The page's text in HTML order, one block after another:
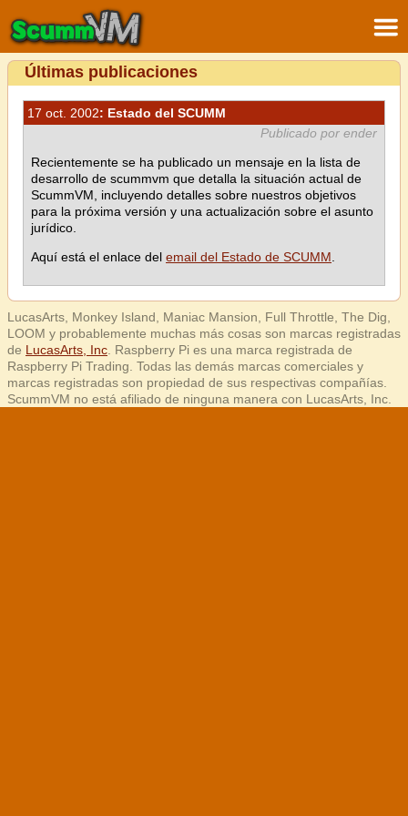
Últimas publicaciones
17 oct. 2002: Estado del SCUMM
Publicado por ender
Recientemente se ha publicado un mensaje en la lista de
desarrollo de scummvm que detalla la situación actual de
ScummVM, incluyendo detalles sobre nuestros objetivos
para la próxima versión y una actualización sobre el asunto
jurídico.
Aquí está el enlace del email del Estado de SCUMM
LucasArts, Monkey Island, Maniac Mansion, Full Throttle, The Dig,
LOOM y probablemente muchas más cosas son marcas registradas
de LucasArts, Inc . Raspberry Pi es una marca registrada de
Raspberry Pi Trading. Todas las demás marcas comerciales y
marcas registradas son propiedad de sus respectivas compañías.
ScummVM no está afiliado de ninguna manera con LucasArts, Inc.